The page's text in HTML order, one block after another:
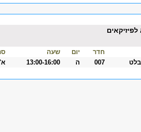
חדר יום שעה
007 ה 13:00-16:00
א'